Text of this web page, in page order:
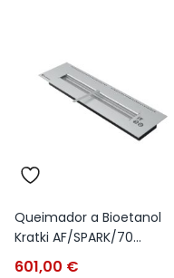
Queimador a Bioetanol
Kratki AF/SPARK/70...
601,00 €